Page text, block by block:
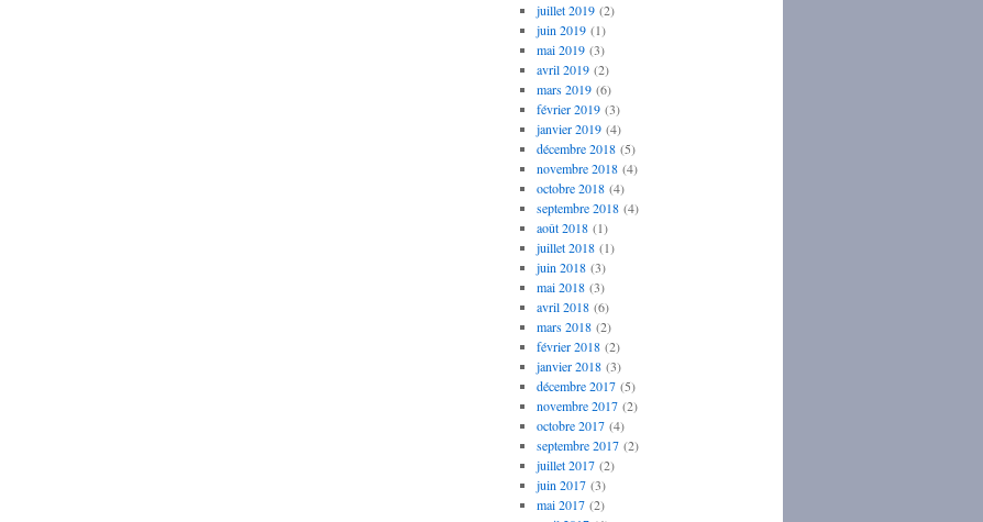
juillet 2019(2)
juin 2019(1)
mai 2019(3)
avril 2019(2)
mars 2019(6)
février 2019(3)
janvier 2019(4)
décembre 2018(5)
novembre 2018(4)
octobre 2018(4)
septembre 2018(4)
août 2018(1)
juillet 2018(1)
juin 2018(3)
mai 2018(3)
avril 2018(6)
mars 2018(2)
février 2018(2)
janvier 2018(3)
décembre 2017(5)
novembre 2017(2)
octobre 2017(4)
septembre 2017(2)
juillet 2017(2)
juin 2017(3)
mai 2017(2)